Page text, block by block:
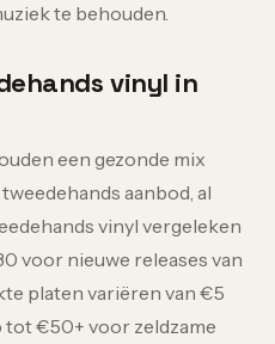
te behouden.
vinyl in
een gezonde mix
aanbod, al
vinyl vergeleken
voor nieuwe releases van
platen variëren van €5
€50+ voor zeldzame